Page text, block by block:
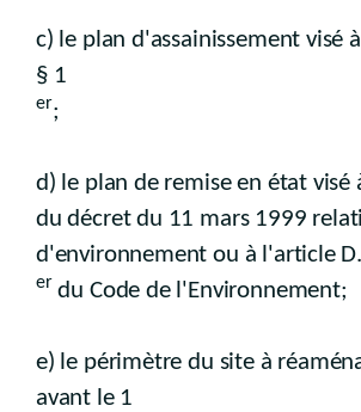
c) le plan d'assainissement visé
§ 1
er;
d) le plan de remise en état visé
du décret du 11 mars 1999
d'environnement ou à l'article
er du Code de l'Environnement;
e) le périmètre du site à
avant le 1